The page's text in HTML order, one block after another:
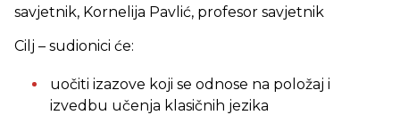
savjetnik, Kornelija Pavlić, profesor savjetnik
Cilj – sudionici će:
uočiti izazove koji se odnose na položaj i
izvedbu učenja klasičnih jezika